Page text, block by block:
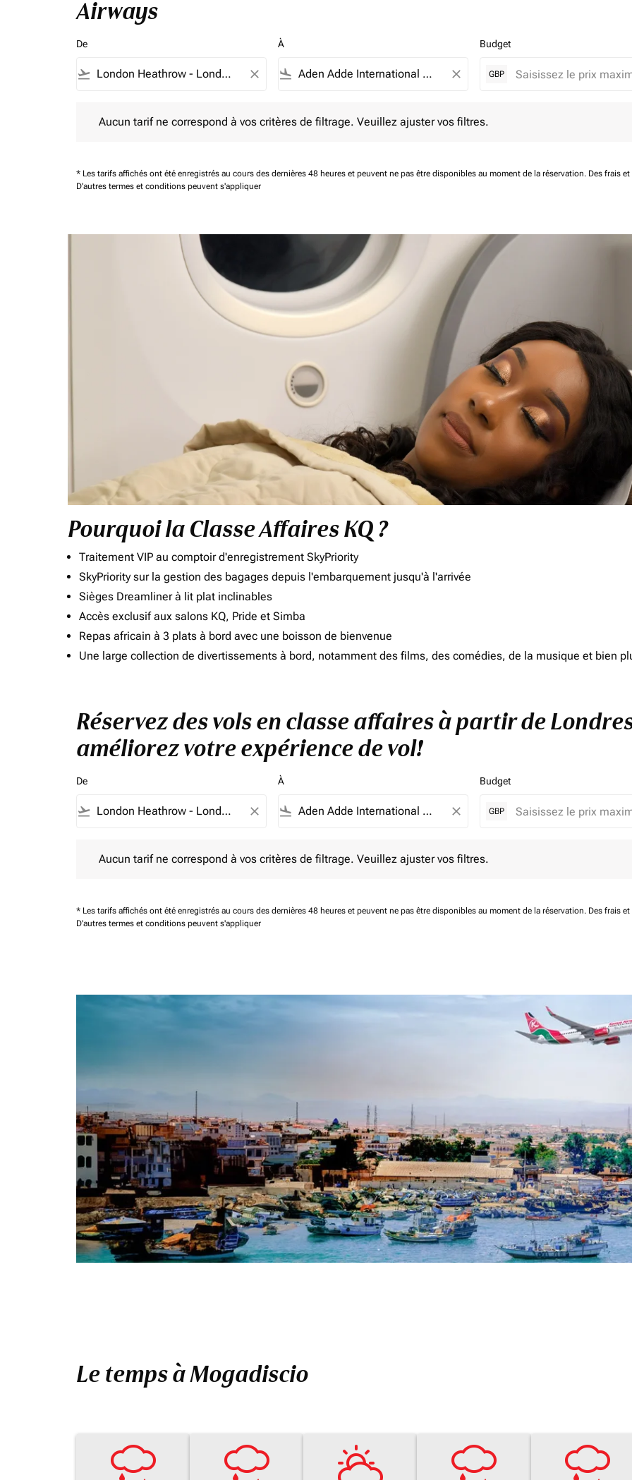
Airways
De
flight_takeoff close
À
flight_land close
Budget
GBP
Aucun tarif ne correspond à vos critères de filtrage. Veuillez ajuster vos filtres.
* Les tarifs affichés ont été enregistrés au cours des dernières 48 heures et peuvent ne pas être disponibles au moment de la réservation. Des frais
D'autres termes et conditions peuvent s'appliquer
Pourquoi la Classe Affaires KQ ?
Traitement VIP au comptoir d'enregistrement SkyPriority
SkyPriority sur la gestion des bagages depuis l'embarquement jusqu'à l'arrivée
Sièges Dreamliner à lit plat inclinables
Accès exclusif aux salons KQ, Pride et Simba
Repas africain à 3 plats à bord avec une boisson de bienvenue
Une large collection de divertissements à bord, notamment des films, des comédies, de la musique et bien
Réservez des vols en classe affaires à partir de
améliorez votre expérience de vol!
De
flight_takeoff close
À
flight_land close
Budget
GBP
Aucun tarif ne correspond à vos critères de filtrage. Veuillez ajuster vos filtres.
* Les tarifs affichés ont été enregistrés au cours des dernières 48 heures et peuvent ne pas être disponibles au moment de la réservation. Des frais
D'autres termes et conditions peuvent s'appliquer
Le temps à Mogadiscio